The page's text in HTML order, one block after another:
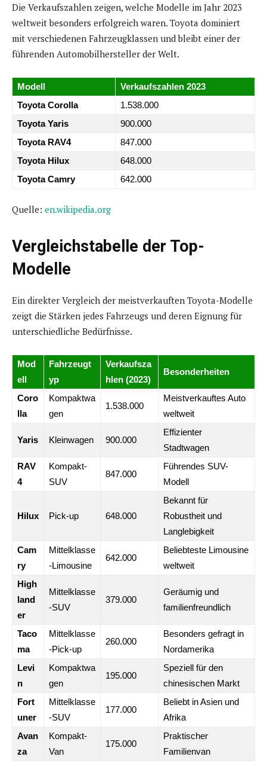
Die Verkaufszahlen zeigen, welche Modelle im Jahr 2023
weltweit besonders erfolgreich waren. Toyota dominiert
mit verschiedenen Fahrzeugklassen und bleibt einer der
führenden Automobilhersteller der Welt.
Modell
Verkaufszahlen 2023
Toyota Corolla
1.538.000
Toyota Yaris
900.000
Toyota RAV4
847.000
Toyota Hilux
648.000
Toyota Camry
642.000
Quelle: en.wikipedia.org
Vergleichstabelle der Top-
Modelle
Ein direkter Vergleich der meistverkauften Toyota-Modelle
zeigt die Stärken jedes Fahrzeugs und deren Eignung für
unterschiedliche Bedürfnisse.
Mod
ell
Fahrzeugt
yp
Verkaufsza
hlen (2023)
Besonderheiten
Coro
lla
Kompaktwa
gen
1.538.000
Meistverkauftes Auto
weltweit
Yaris Kleinwagen 900.000
Effizienter
Stadtwagen
RAV
4
Kompakt-
SUV
847.000
Führendes SUV-
Modell
Hilux Pick-up 648.000
Bekannt für
Robustheit und
Langlebigkeit
Cam
ry
Mittelklasse
-Limousine
642.000
Beliebteste Limousine
weltweit
High
land
er
Mittelklasse
-SUV
379.000
Geräumig und
familienfreundlich
Taco
ma
Mittelklasse
-Pick-up
260.000
Besonders gefragt in
Nordamerika
Levi
n
Kompaktwa
gen
195.000
Speziell für den
chinesischen Markt
Fort
uner
Mittelklasse
-SUV
177.000
Beliebt in Asien und
Afrika
Avan
za
Kompakt-
Van
175.000
Praktischer
Familienvan